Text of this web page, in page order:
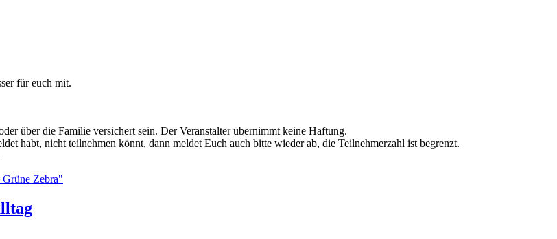
für euch mit.
über die Familie versichert sein. Der Veranstalter übernimmt keine Haftung.
habt, nicht teilnehmen könnt, dann meldet Euch auch bitte wieder ab, die Teilnehmerzahl ist begrenzt.
Grüne Zebra"